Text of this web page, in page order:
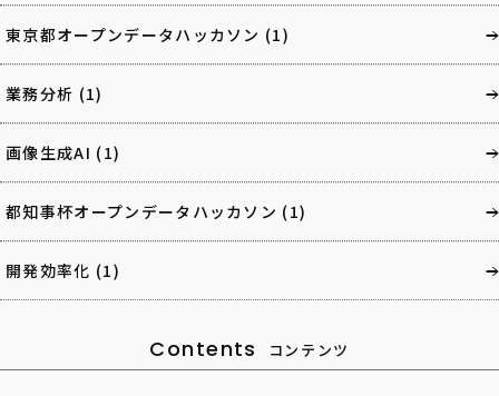
東京都オープンデータハッカソン (1)
業務分析 (1)
画像生成AI (1)
都知事杯オープンデータハッカソン (1)
開発効率化 (1)
Contents コンテンツ